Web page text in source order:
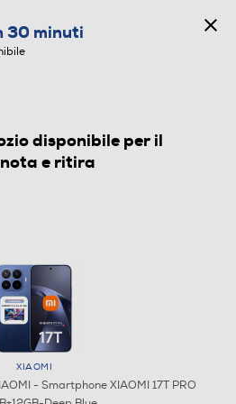
30 minuti
disponibile per il
e ritira
XIAOMI
- Smartphone XIAOMI 17T PRO